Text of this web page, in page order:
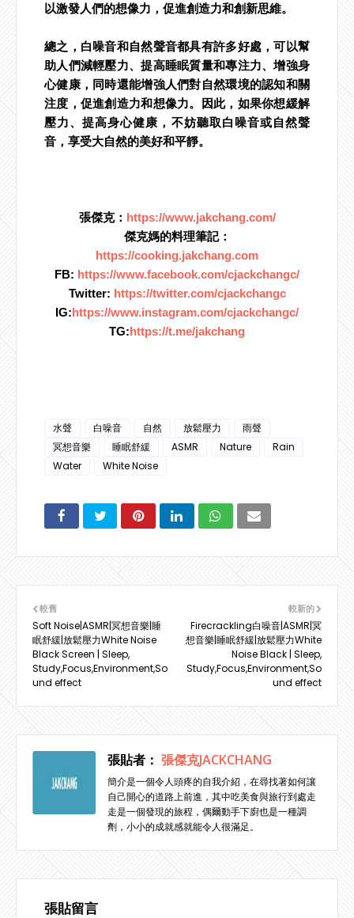
以激發人們的想像力，促進創造力和創新思維。
總之，白噪音和自然聲音都具有許多好處，可以幫
助人們減輕壓力、提高睡眠質量和專注力、增強身
心健康，同時還能增強人們對自然環境的認知和關
注度，促進創造力和想像力。因此，如果你想緩解
壓力、提高身心健康，不妨聽取白噪音或自然聲
音，享受大自然的美好和平靜。
張傑克： https://www.jakchang.com/
傑克媽的料理筆記：
https://cooking.jakchang.com
FB: https://www.facebook.com/cjackchangc/
Twitter: https://twitter.com/cjackchangc
IG:https://www.instagram.com/cjackchangc/
TG:https://t.me/jakchang
水聲 白噪音 自然 放鬆壓力
雨聲
冥想音樂
睡眠舒緩 ASMR Nature
Rain
Water
White Noise
較新的
Firecrackling白噪音|ASMR|冥
想音樂|睡眠舒緩|放鬆壓力White
Noise Black | Sleep,
Study,Focus,Environment,So
und effect
較舊
Soft Noise|ASMR|冥想音樂|睡
眠舒緩|放鬆壓力White Noise
Black Screen | Sleep,
Study,Focus,Environment,So
und effect
張貼者： 張傑克JACKCHANG
簡介是一個令人頭疼的自我介紹，在尋找著如何讓
自己開心的道路上前進，其中吃美食與旅行到處走
走是一個發現的旅程，偶爾動手下廚也是一種調
劑，小小的成就感就能令人很滿足。
張貼留言